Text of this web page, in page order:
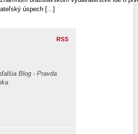
úspech [...]
RSS
Blog - Pravda